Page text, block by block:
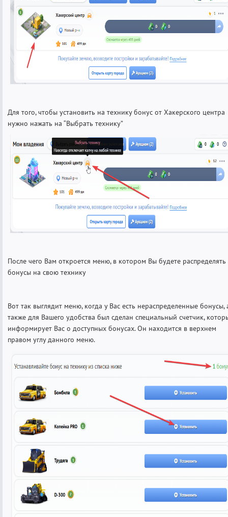
Для того, чтобы установить на технику бонус от Хакерского центра
нужно нажать на “Выбрать технику”
После чего Вам откроется меню, в котором Вы будете распределять
бонусы на свою технику
Вот так выглядит меню, когда у Вас есть нераспределенные бонусы,
также для Вашего удобства был сделан специальный счетчик,
информирует Вас о доступных бонусах. Он находится в верхнем
правом углу данного меню.